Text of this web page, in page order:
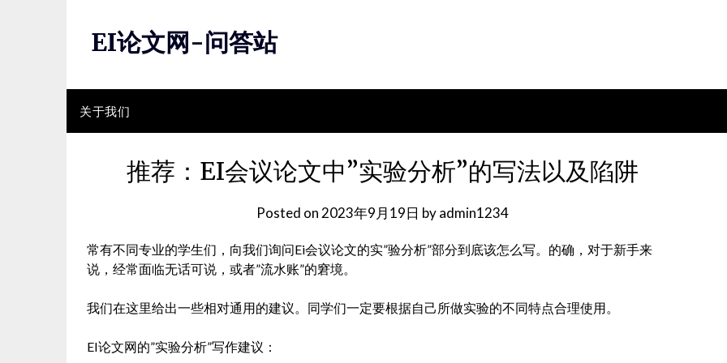
EI论文网-问答站
关于我们
推荐：EI会议论文中”实验分析”的写法以及陷阱
Posted on 2023年9月19日 byadmin1234
常有不同专业的学生们，向我们询问Ei会议论文的实”验分析”部分到底该怎么写。的确，对于新手来
说，经常面临无话可说，或者”流水账”的窘境。
我们在这里给出一些相对通用的建议。同学们一定要根据自己所做实验的不同特点合理使用。
EI论文网的”实验分析”写作建议：